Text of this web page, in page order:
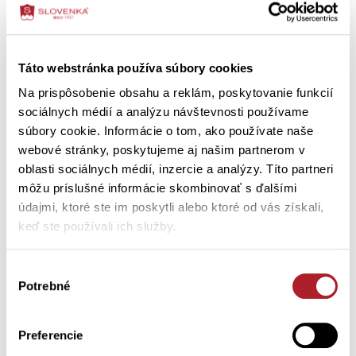
Táto webstránka používa súbory cookies
Na prispôsobenie obsahu a reklám, poskytovanie funkcií
sociálnych médií a analýzu návštevnosti používame
súbory cookie. Informácie o tom, ako používate naše
webové stránky, poskytujeme aj našim partnerom v
oblasti sociálnych médií, inzercie a analýzy. Títo partneri
môžu príslušné informácie skombinovať s ďalšími
údajmi, ktoré ste im poskytli alebo ktoré od vás získali,
keď ste používali ich služby.
súhlasu
Potrebné
Preferencie
Ako ošetriť výrobok
Zákazníci si tiež kúpili